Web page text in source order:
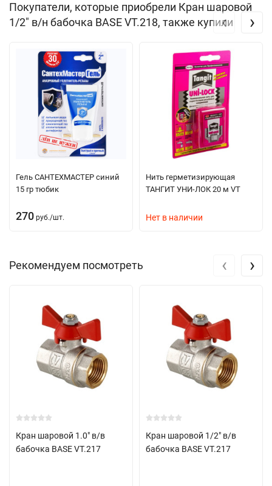
Покупатели, которые приобрели Кран шаровой
1/2" в/н бабочка BASЕ VT.218, также купили
Гель САНТЕХМАСТЕР синий
15 гр тюбик
270 руб./шт.
Нить герметизирующая
ТАНГИТ УНИ-ЛОК 20 м VT
Нет в наличии
‹ ›
Рекомендуем посмотреть
Кран шаровой 1.0" в/в
бабочка BASЕ VT.217
Кран шаровой 1/2" в/в
бабочка BASЕ VT.217
‹ ›